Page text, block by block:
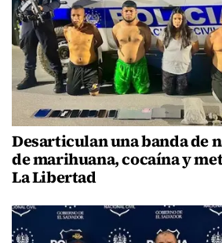
Desarticulan una banda de
de marihuana, cocaína y
La Libertad